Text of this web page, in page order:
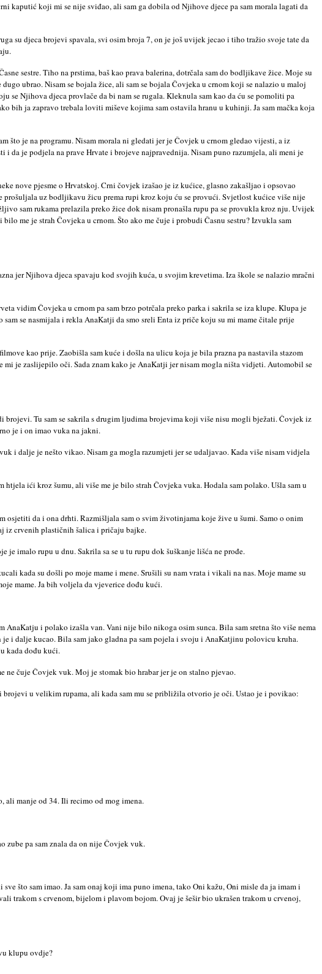
kaputić koji mi se nije sviđao, ali sam ga dobila od Njihove djece pa sam morala lagati da
su djeca brojevi spavala, svi osim broja 7, on je još uvijek jecao i tiho tražio svoje tate da
sestre. Tiho na prstima, baš kao prava balerina, dotrčala sam do bodljikave žice. Moje su
ubrao. Nisam se bojala žice, ali sam se bojala Čovjeka u crnom koji se nalazio u maloj
se Njihova djeca provlače da bi nam se rugala. Kleknula sam kao da ću se pomoliti pa
bih ja zapravo trebala loviti miševe kojima sam ostavila hranu u kuhinji. Ja sam mačka koja
što je na programu. Nisam morala ni gledati jer je Čovjek u crnom gledao vijesti, a iz
da je podjela na prave Hrvate i brojeve najpravednija. Nisam puno razumjela, ali meni je
nove pjesme o Hrvatskoj. Crni čovjek izašao je iz kućice, glasno zakašljao i opsovao
prošuljala uz bodljikavu žicu prema rupi kroz koju ću se provući. Svjetlost kućice više nije
sam rukama prelazila preko žice dok nisam pronašla rupu pa se provukla kroz nju. Uvijek
me je strah Čovjeka u crnom. Što ako me čuje i probudi Časnu sestru? Izvukla sam
jer Njihova djeca spavaju kod svojih kuća, u svojim krevetima. Iza škole se nalazio mračni
vidim Čovjeka u crnom pa sam brzo potrčala preko parka i sakrila se iza klupe. Klupa je
se nasmijala i rekla AnaKatji da smo sreli Enta iz priče koju su mi mame čitale prije
kao prije. Zaobišla sam kuće i došla na ulicu koja je bila prazna pa nastavila stazom
je zaslijepilo oči. Sada znam kako je AnaKatji jer nisam mogla ništa vidjeti. Automobil se
brojevi. Tu sam se sakrila s drugim ljudima brojevima koji više nisu mogli bježati. Čovjek iz
je i on imao vuka na jakni.
i dalje je nešto vikao. Nisam ga mogla razumjeti jer se udaljavao. Kada više nisam vidjela
ići kroz šumu, ali više me je bilo strah Čovjeka vuka. Hodala sam polako. Ušla sam u
osjetiti da i ona drhti. Razmišljala sam o svim životinjama koje žive u šumi. Samo o onim
iz crvenih plastičnih šalica i pričaju bajke.
je imalo rupu u dnu. Sakrila sa se u tu rupu dok šuškanje lišća ne prođe.
kada su došli po moje mame i mene. Srušili su nam vrata i vikali na nas. Moje mame su
mame. Ja bih voljela da vjeverice dođu kući.
i polako izašla van. Vani nije bilo nikoga osim sunca. Bila sam sretna što više nema
i dalje kucao. Bila sam jako gladna pa sam pojela i svoju i AnaKatjinu polovicu kruha.
kada dođu kući.
ne čuje Čovjek vuk. Moj je stomak bio hrabar jer je on stalno pjevao.
u velikim rupama, ali kada sam mu se približila otvorio je oči. Ustao je i povikao:
ali manje od 34. Ili recimo od mog imena.
zube pa sam znala da on nije Čovjek vuk.
što sam imao. Ja sam onaj koji ima puno imena, tako Oni kažu, Oni misle da ja imam i
trakom s crvenom, bijelom i plavom bojom. Ovaj je šešir bio ukrašen trakom u crvenoj,
klupu ovdje?